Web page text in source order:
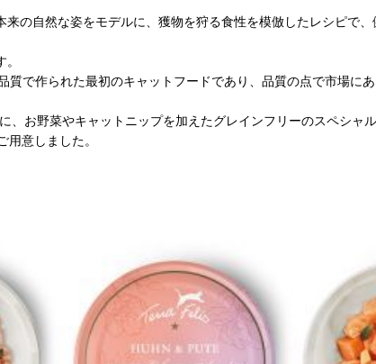
の自然な姿をモデルに、獲物を狩る食性を模倣したレシピで
で作られた最初のキャットフードであり、品質の点で市場に
お野菜やキャットニップを加えたグレインフリーのスペシャ
意しました。